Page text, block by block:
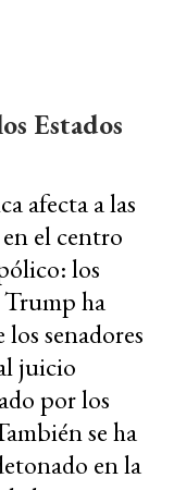
Estados
afecta a las
el centro
los
Trump ha
senadores
juicio
por los
se ha
en la